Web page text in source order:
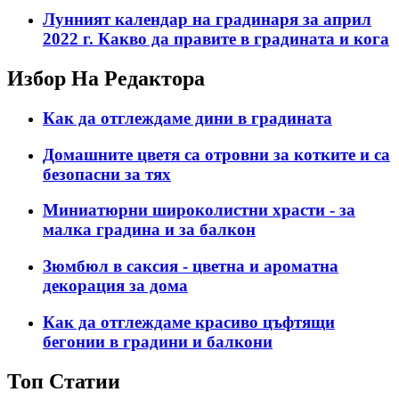
Лунният календар на градинаря за април
2022 г. Какво да правите в градината и кога
Избор На Редактора
Как да отглеждаме дини в градината
Домашните цветя са отровни за котките и са
безопасни за тях
Миниатюрни широколистни храсти - за
малка градина и за балкон
Зюмбюл в саксия - цветна и ароматна
декорация за дома
Как да отглеждаме красиво цъфтящи
бегонии в градини и балкони
Топ Статии